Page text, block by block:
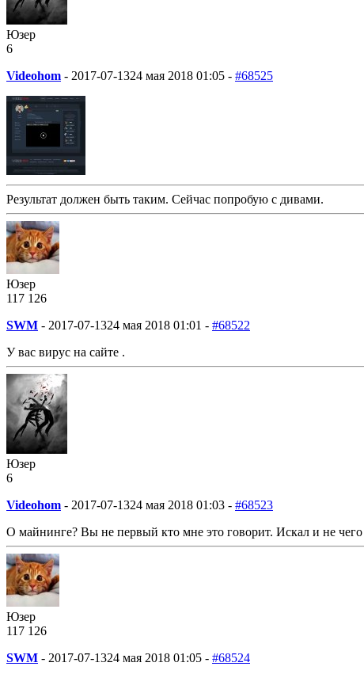
Юзер
6
Videohom - 2017-07-1324 мая 2018 01:05 - #68525
Результат должен быть таким. Сейчас попробую с дивами.
Юзер
117 1 26
SWM - 2017-07-1324 мая 2018 01:01 - #68522
У вас вирус на сайте .
Юзер
6
Videohom - 2017-07-1324 мая 2018 01:03 - #68523
О майнинге? Вы не первый кто мне это говорит. Искал и не
Юзер
117 1 26
SWM - 2017-07-1324 мая 2018 01:05 - #68524